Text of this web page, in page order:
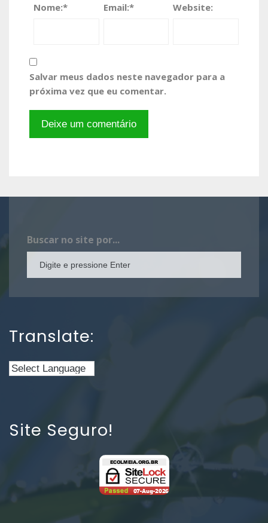
Nome:* Email:* Website:
Salvar meus dados neste navegador para a
próxima vez que eu comentar.
Buscar no site por...
Translate:
Site Seguro!